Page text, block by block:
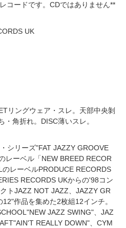
コードです。CDではありません**
UK
リングウェア・スレ。天部中央剝
角折れ。DISC薄いスレ。
シリーズ"FAT JAZZY GROOVE
レーベル「NEW BREED RECOR
レーベルPRODUCE RECORDS
RECORDS UKからの'98コン
トJAZZ NOT JAZZ、JAZZY GR
作品を集めた2枚組12インチ。
JAZZ SWING"、JAZ
REALLY DOWN"、CYM